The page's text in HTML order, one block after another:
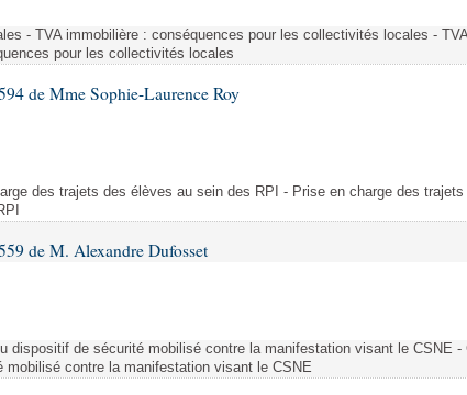
- TVA immobilière : conséquences pour les collectivités locales -
pour les collectivités locales
de Mme Sophie-Laurence Roy
des trajets des élèves au sein des RPI - Prise en charge des trajets
de M. Alexandre Dufosset
dispositif de sécurité mobilisé contre la manifestation visant le CSNE -
mobilisé contre la manifestation visant le CSNE